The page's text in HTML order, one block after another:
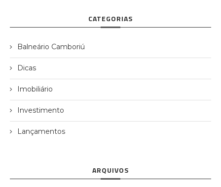
CATEGORIAS
Balneário Camboriú
Dicas
Imobiliário
Investimento
Lançamentos
ARQUIVOS